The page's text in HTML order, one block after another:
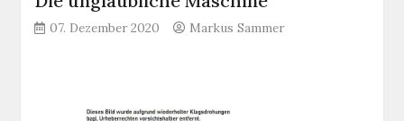
07. Dezember 2020 Markus Sammer